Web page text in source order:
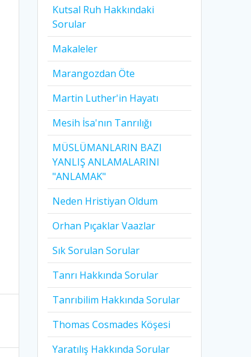
Kutsal Ruh Hakkındaki
Sorular
Makaleler
Marangozdan Öte
Martin Luther'in Hayatı​
Mesih İsa'nın Tanrılığı​
MÜSLÜMANLARIN BAZI
YANLIŞ ANLAMALARINI
"ANLAMAK"
Neden Hristiyan Oldum​
Orhan Pıçaklar Vaazlar
Sık Sorulan Sorular
Tanrı Hakkında Sorular
Tanrıbilim Hakkında Sorular
Thomas Cosmades Köşesi
Yaratılış Hakkında Sorular